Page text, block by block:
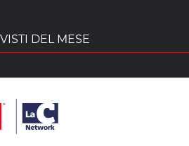
DEL MESE